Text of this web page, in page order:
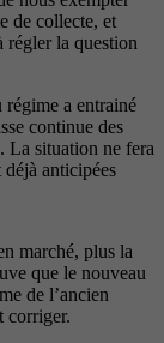
de collecte, et
régler la question
a entrainé
continue des
La situation ne fera
déjà anticipées
marché, plus la
que le nouveau
de l’ancien
corriger.